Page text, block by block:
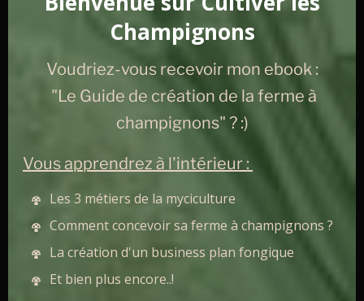
conditions climatiques spécifiques, elle peut se
gratifiante.
Merci d'avoir lu cet article
En complément gratuit je vous propose mon
ebook : le guide de création de la ferme à
champignons
Champignons
Voudriez-vous recevoir mon ebook :
"Le Guide de création de la ferme à
champignons" ? :)
Vous apprendrez à l'intérieur :
Les 3 métiers de la myciculture
Comment concevoir sa ferme à champignons ?
La création d'un business plan fongique
Et bien plus encore..!